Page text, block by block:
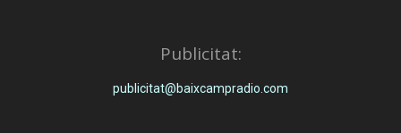
Publicitat:
publicitat@baixcampradio.com